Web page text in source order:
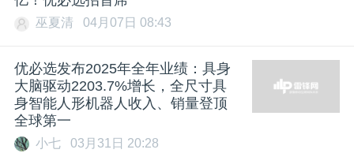
巫夏清 04月07日 08:43
优必选发布2025年全年业绩：具身
大脑驱动2203.7%增长，全尺寸具
身智能人形机器人收入、销量登顶
全球第一
小七 03月31日 20:28